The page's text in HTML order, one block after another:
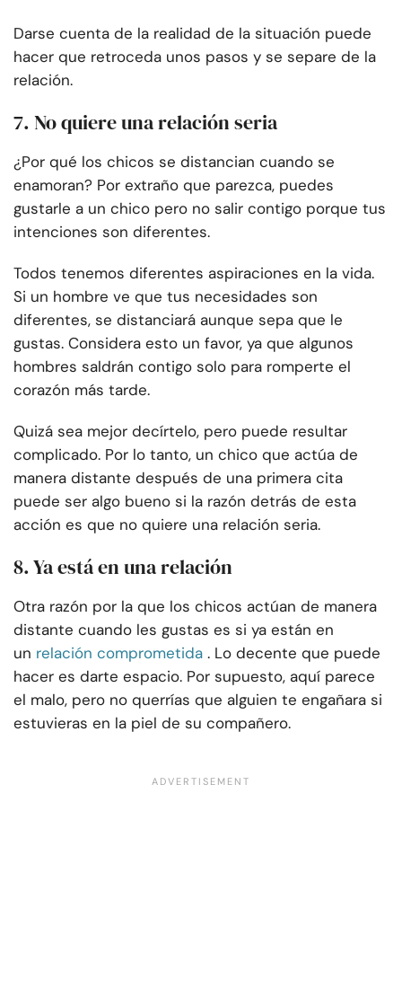
Darse cuenta de la realidad de la situación puede
hacer que retroceda unos pasos y se separe de la
relación.
7. No quiere una relación seria
¿Por qué los chicos se distancian cuando se
enamoran? Por extraño que parezca, puedes
gustarle a un chico pero no salir contigo porque tus
intenciones son diferentes.
Todos tenemos diferentes aspiraciones en la vida.
Si un hombre ve que tus necesidades son
diferentes, se distanciará aunque sepa que le
gustas. Considera esto un favor, ya que algunos
hombres saldrán contigo solo para romperte el
corazón más tarde.
Quizá sea mejor decírtelo, pero puede resultar
complicado. Por lo tanto, un chico que actúa de
manera distante después de una primera cita
puede ser algo bueno si la razón detrás de esta
acción es que no quiere una relación seria.
8. Ya está en una relación
Otra razón por la que los chicos actúan de manera
distante cuando les gustas es si ya están en
un relación comprometida . Lo decente que puede
hacer es darte espacio. Por supuesto, aquí parece
el malo, pero no querrías que alguien te engañara si
estuvieras en la piel de su compañero.